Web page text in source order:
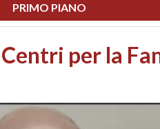
PRIMO PIANO
un
abusi edilizi e